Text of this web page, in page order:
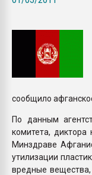
сообщило
По данным
комитета, диктора
Минздраве
утилизации
вредные вещества,